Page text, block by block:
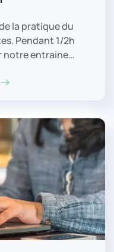
la pratique du
Pendant 1/2h
notre entraine…